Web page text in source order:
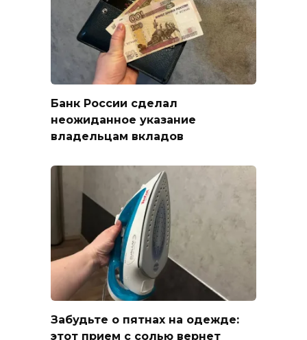
Банк России сделал
неожиданное указание
владельцам вкладов
Забудьте о пятнах на одежде:
этот прием с солью вернет